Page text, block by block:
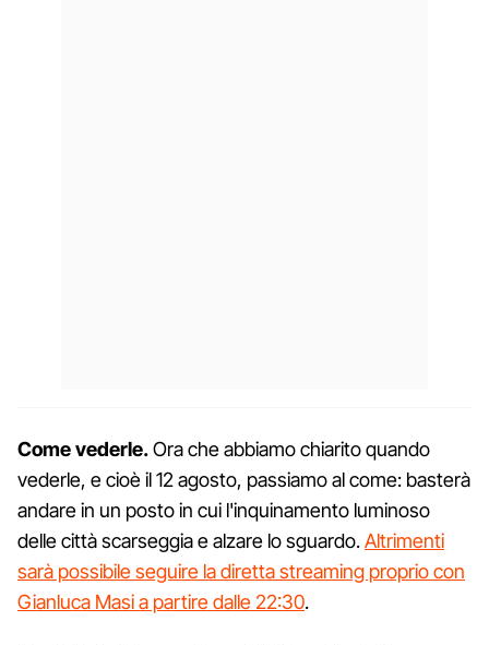
Come vederle.Ora che abbiamo chiarito quando
vederle, e cioè il 12 agosto, passiamo al come: basterà
andare in un posto in cui l'inquinamento luminoso
delle città scarseggia e alzare lo sguardo.Altrimenti
sarà possibile seguire la diretta streaming proprio con
Gianluca Masi a partire dalle 22:30.